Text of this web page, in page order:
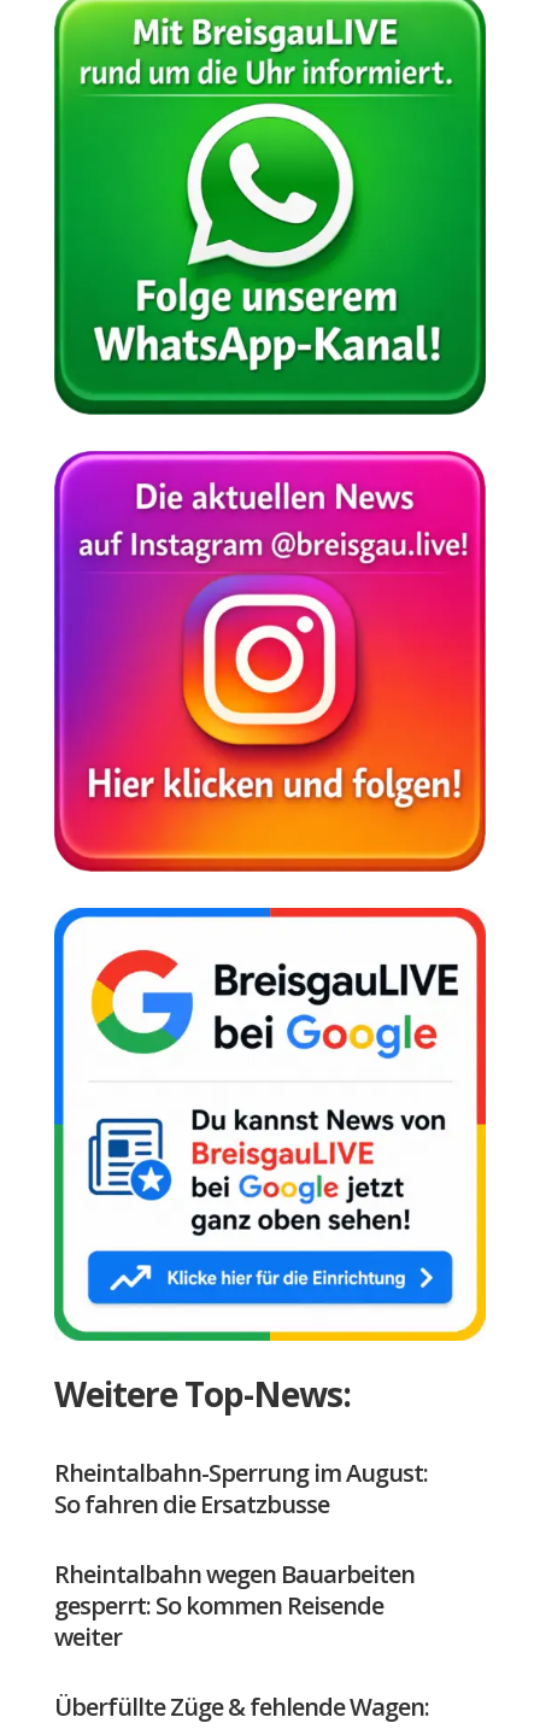
Weitere Top-News:
Rheintalbahn-Sperrung im August:
So fahren die Ersatzbusse
Rheintalbahn wegen Bauarbeiten
gesperrt: So kommen Reisende
weiter
Überfüllte Züge & fehlende Wagen: